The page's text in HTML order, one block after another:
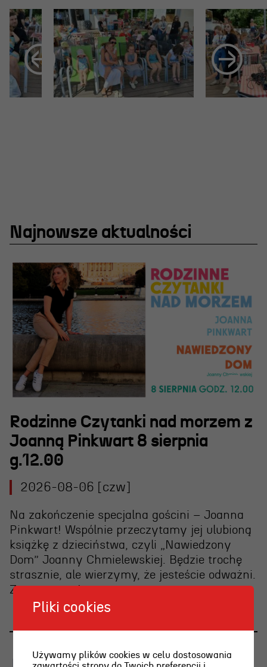
Wydarzenia
Oferta edukacyjna
Polecamy
OSIECKA. ARCHIPELAGI
reż. Jacek Bała
Najnowsze aktualności
Rodzinne Czytanki nad morzem z
Joanną Pinkwart 8 sierpnia
g.12.00
2026-08-06 [czw]
Na zakończenie specjalna gościni – Joanna
Pinkwart! Wspólnie przeczytamy jej ulubioną
książkę z dzieciństwa, czyli „Nawiedzony
Dom” Joanny Chmielewskiej. Będzie trochę
strasznie, ale wierzymy, że jesteście odważni.
Zapraszamy!
Pliki cookies
Używamy plików cookies w celu dostosowania